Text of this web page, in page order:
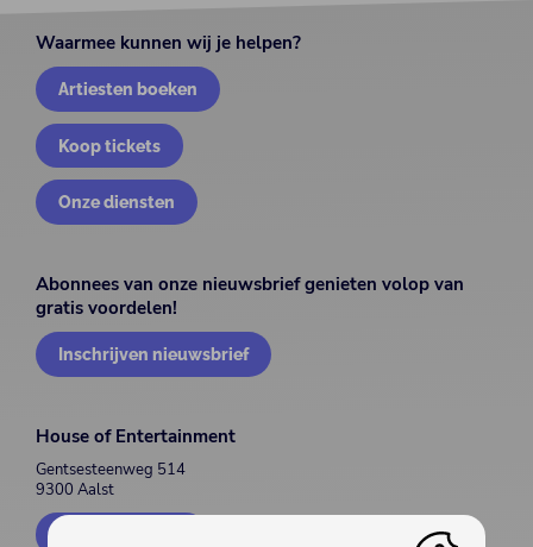
Waarmee kunnen wij je helpen?
Artiesten boeken
Koop tickets
Onze diensten
Abonnees van onze nieuwsbrief genieten volop van
gratis voordelen!
Inschrijven nieuwsbrief
House of Entertainment
Gentsesteenweg 514
9300 Aalst